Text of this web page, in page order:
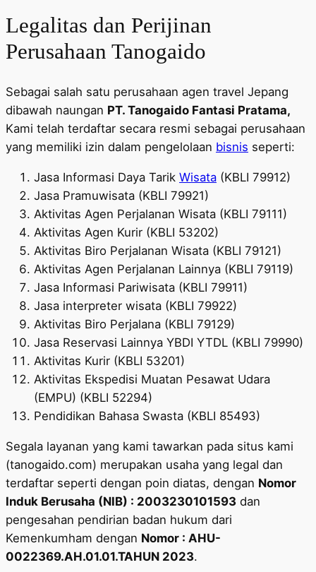
Legalitas dan Perijinan
Perusahaan Tanogaido
Sebagai salah satu perusahaan agen travel Jepang
dibawah naungan PT. Tanogaido Fantasi Pratama,
Kami telah terdaftar secara resmi sebagai perusahaan
yang memiliki izin dalam pengelolaan bisnis seperti:
Jasa Informasi Daya Tarik Wisata (KBLI 79912)
Jasa Pramuwisata (KBLI 79921)
Aktivitas Agen Perjalanan Wisata (KBLI 79111)
Aktivitas Agen Kurir (KBLI 53202)
Aktivitas Biro Perjalanan Wisata (KBLI 79121)
Aktivitas Agen Perjalanan Lainnya (KBLI 79119)
Jasa Informasi Pariwisata (KBLI 79911)
Jasa interpreter wisata (KBLI 79922)
Aktivitas Biro Perjalana (KBLI 79129)
Jasa Reservasi Lainnya YBDI YTDL (KBLI 79990)
Aktivitas Kurir (KBLI 53201)
Aktivitas Ekspedisi Muatan Pesawat Udara
(EMPU) (KBLI 52294)
Pendidikan Bahasa Swasta (KBLI 85493)
Segala layanan yang kami tawarkan pada situs kami
(tanogaido.com) merupakan usaha yang legal dan
terdaftar seperti dengan poin diatas, dengan Nomor
Induk Berusaha (NIB) : 2003230101593 dan
pengesahan pendirian badan hukum dari
Kemenkumham dengan Nomor : AHU-
0022369.AH.01.01.TAHUN 2023.